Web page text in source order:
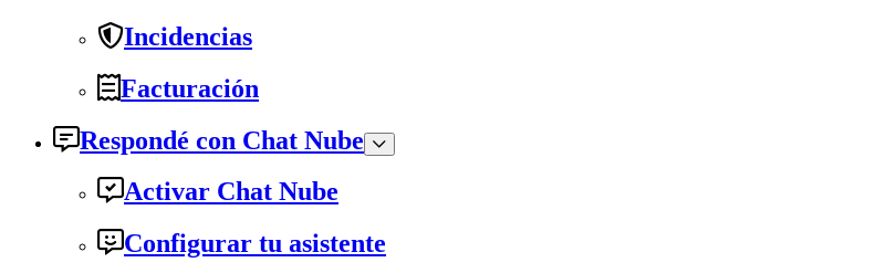
Incidencias
Facturación
Respondé con Chat Nube
Activar Chat Nube
Configurar tu asistente